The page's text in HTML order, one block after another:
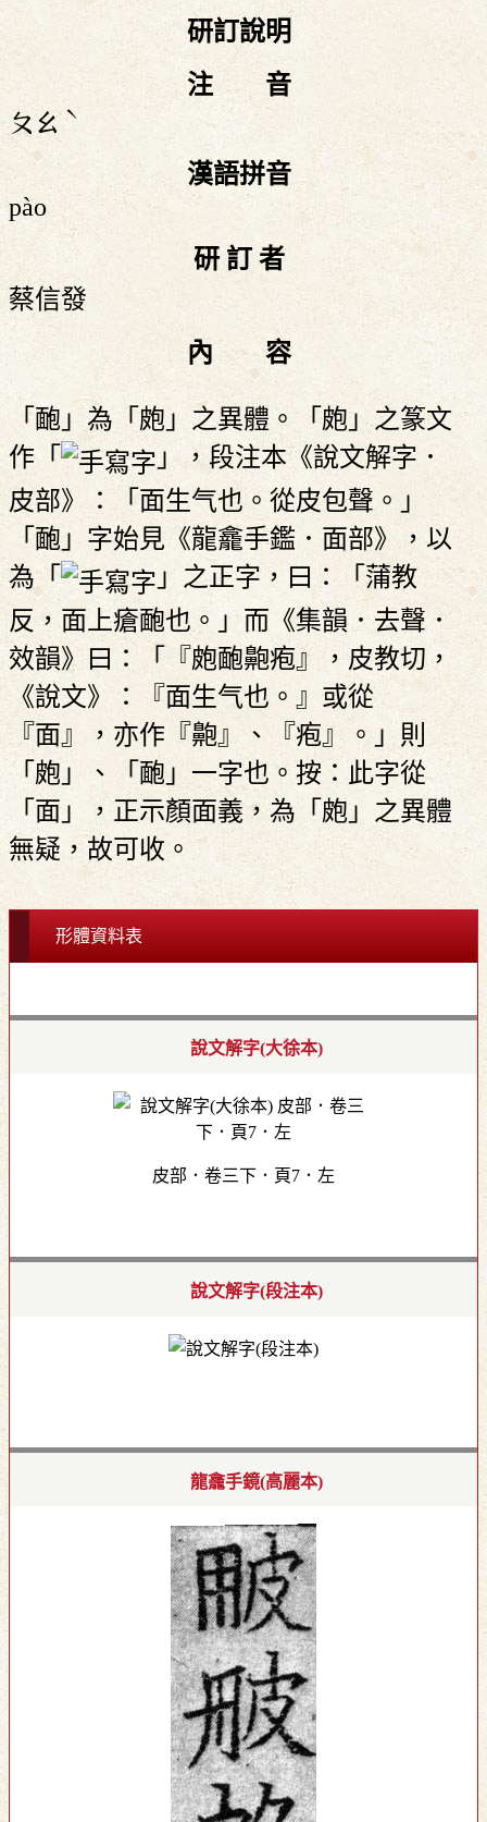
研訂說明
注 音
ㄆㄠ ˋ
漢語拼音
pào
研 訂 者
蔡信發
內 容
「靤」為「皰」之異體。「皰」之篆文
作「
」，段注本《說文解字．
皮部》：「面生气也。從皮包聲。」
「靤」字始見《龍龕手鑑．面部》，以
為「
」之正字，曰：「蒲教
反，面上瘡靤也。」而《集韻．去聲．
效韻》曰：「『皰靤䶌疱』，皮教切，
《說文》：『面生气也。』或從
『面』，亦作『䶌』、『疱』。」則
「皰」、「靤」一字也。按：此字從
「面」，正示顏面義，為「皰」之異體
無疑，故可收。
形體資料表
說文解字(大徐本)
皮部．卷三下．頁7．左
說文解字(段注本)
龍龕手鏡(高麗本)